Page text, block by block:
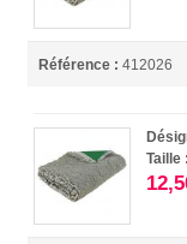
Référence : 412026